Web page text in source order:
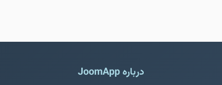
درباره JoomApp